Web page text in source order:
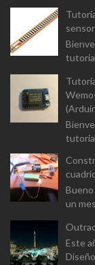
Dual-
Mini v...
Bueno
un
de
Este